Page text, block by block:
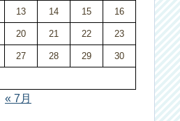
13 14 15 16
20 21 22 23
27 28 29 30
« 7月